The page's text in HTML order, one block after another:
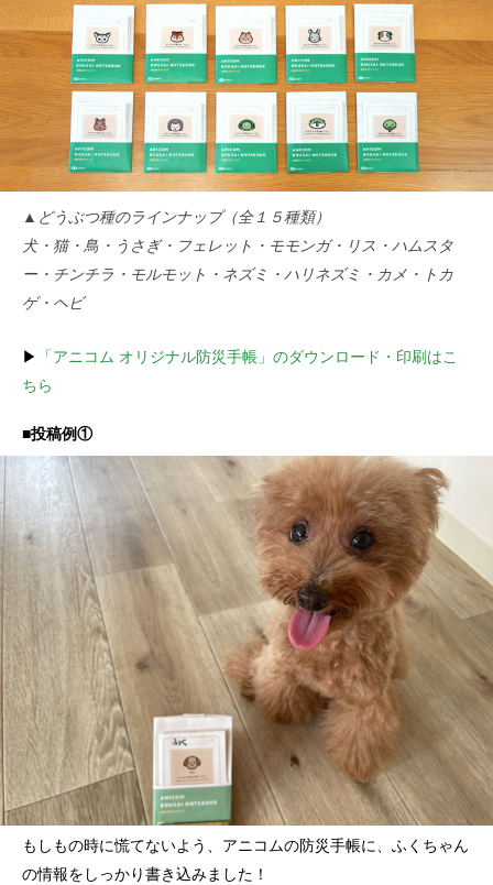
▲どうぶつ種のラインナップ（全１５種類）
犬・猫・鳥・うさぎ・フェレット・モモンガ・リス・ハムスタ
ー・チンチラ・モルモット・ネズミ・ハリネズミ・カメ・トカ
ゲ・ヘビ
▶
「アニコム オリジナル防災手帳」のダウンロード・印刷はこ
ちら
■投稿例①
もしもの時に慌てないよう、アニコムの防災手帳に、ふくちゃん
の情報をしっかり書き込みました！